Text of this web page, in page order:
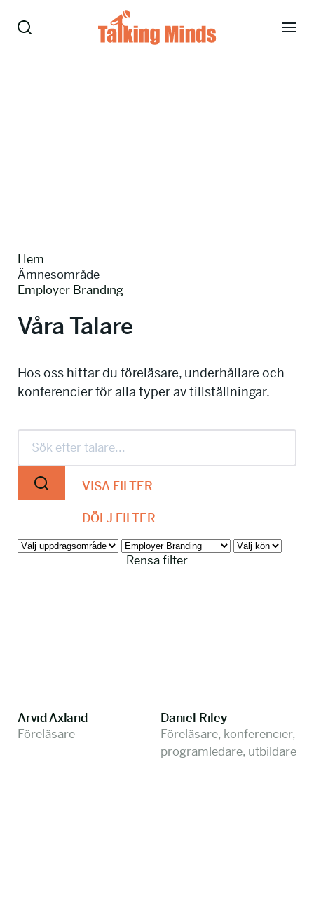
Kontakt
08-38 15 15
info@talkingminds.se
Hem
Ämnesområde
Employer Branding
Våra Talare
Hos oss hittar du föreläsare, underhållare och
konferencier för alla typer av tillställningar.
VISA FILTER
DÖLJ FILTER
Rensa filter
Arvid Axland
Föreläsare
Daniel Riley
Föreläsare, konferencier,
programledare, utbildare